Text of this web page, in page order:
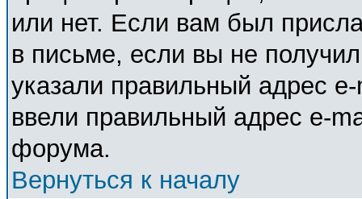
или нет. Если вам был
в письме, если вы не
указали правильный адрес
ввели правильный адрес e-
форума.
Вернуться к началу